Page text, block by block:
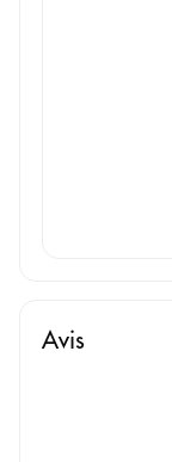
Avis